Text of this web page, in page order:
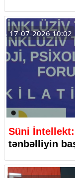
17-07-2026 10:02
Süni İntellekt:
tənbəlliyin